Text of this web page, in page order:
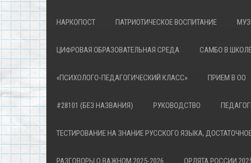
НАРКОПОСТ ПАТРИОТИЧЕСКОЕ ВОСПИТАНИЕ
ЦИФРОВАЯ ОБРАЗОВАТЕЛЬНАЯ СРЕДА САМБО В
«ПСИХОЛОГО-ПЕДАГОГИЧЕСКИЙ КЛАСС» ПРИЕМ В ОО
#28101 (БЕЗ НАЗВАНИЯ) РУКОВОДСТВО
ТЕСТИРОВАНИЕ НА ЗНАНИЕ РУССКОГО ЯЗЫКА,
РАЗГОВОРЫ О ВАЖНОМ 2025-2026 ОРЛЯТА РОССИИ